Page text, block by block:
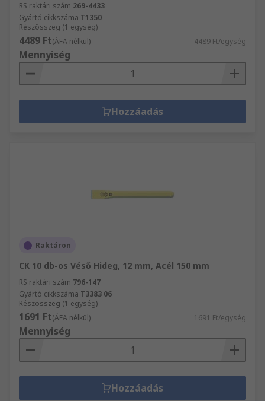
RS raktári szám 269-4433
Gyártó cikkszáma T1350
Részösszeg (1 egység)
4489 Ft(ÁFA nélkül) 4489 Ft/egység
Mennyiség
Hozzáadás
Raktáron
CK 10 db-os Véső Hideg, 12 mm, Acél 150 mm
RS raktári szám 796-147
Gyártó cikkszáma T3383 06
Részösszeg (1 egység)
1691 Ft(ÁFA nélkül) 1691 Ft/egység
Mennyiség
Hozzáadás